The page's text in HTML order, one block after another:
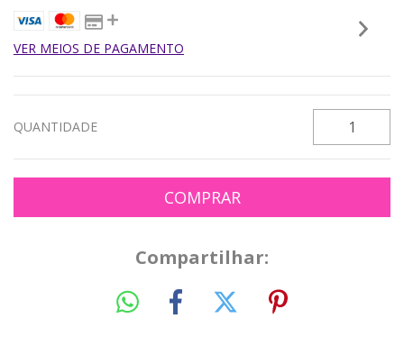
VER MEIOS DE PAGAMENTO
QUANTIDADE
Compartilhar: